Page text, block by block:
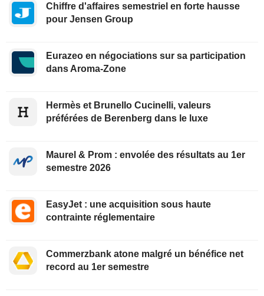
Chiffre d'affaires semestriel en forte hausse
pour Jensen Group
Eurazeo en négociations sur sa participation
dans Aroma-Zone
Hermès et Brunello Cucinelli, valeurs
préférées de Berenberg dans le luxe
Maurel & Prom : envolée des résultats au 1er
semestre 2026
EasyJet : une acquisition sous haute
contrainte réglementaire
Commerzbank atone malgré un bénéfice net
record au 1er semestre